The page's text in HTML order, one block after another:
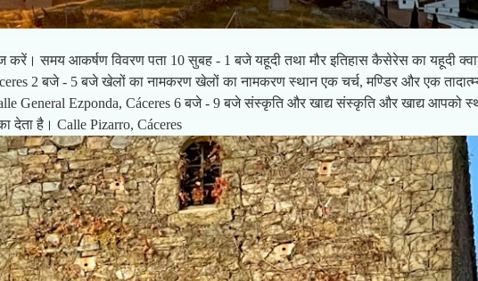
करें। समय आकर्षण विवरण पता 10 सुबह - 1 बजे यहूदी तथा मौर इतिहास कैसेरेस का यहूदी
2 बजे - 5 बजे खेलों का नामकरण खेलों का नामकरण स्थान एक चर्च, मण्डिर और एक
Ezponda, Cáceres 6 बजे - 9 बजे संस्कृति और खाद्य संस्कृति और खाद्य आपको
देता है। Calle Pizarro, Cáceres